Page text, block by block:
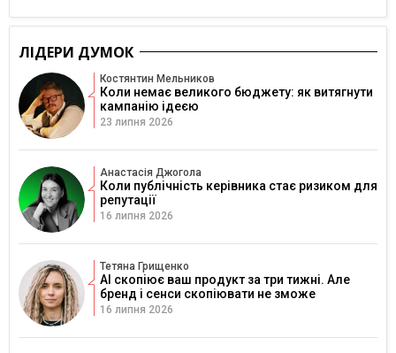
ЛІДЕРИ ДУМОК
Костянтин Мельников
Коли немає великого бюджету: як витягнути
кампанію ідеєю
23 липня 2026
Анастасія Джогола
Коли публічність керівника стає ризиком для
репутації
16 липня 2026
Тетяна Грищенко
AI скопіює ваш продукт за три тижні. Але
бренд і сенси скопіювати не зможе
16 липня 2026